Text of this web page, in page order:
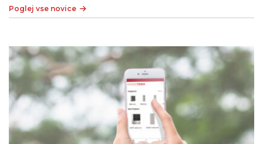
Poglej vse novice